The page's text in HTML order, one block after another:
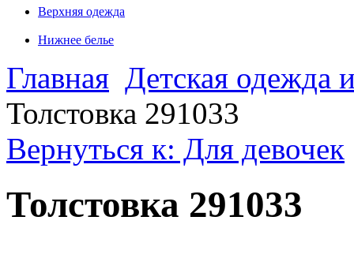
Верхняя одежда
Нижнее белье
Главная Детская одежда
Толстовка 291033
Вернуться к: Для девочек
Толстовка 291033